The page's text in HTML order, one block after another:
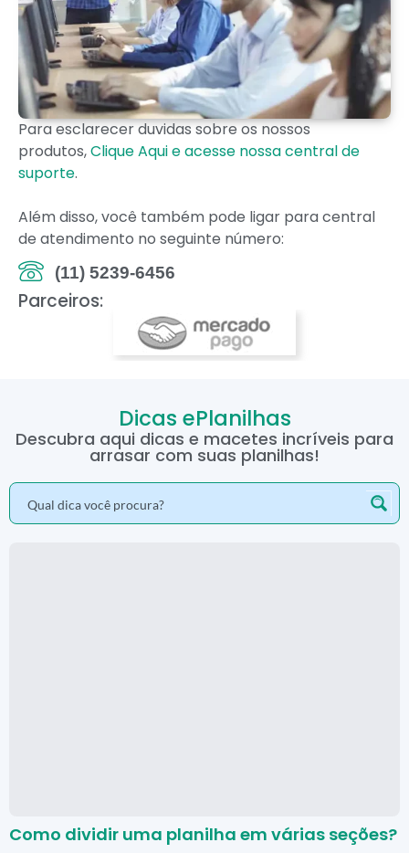
Para esclarecer duvidas sobre os nossos
produtos,Clique Aqui e acesse nossa central de
suporte.
Além disso, você também pode ligar para central
de atendimento no seguinte número:
(11) 5239-6456
Parceiros:
Dicas ePlanilhas
Descubra aqui dicas e macetes incríveis para
arrasar com suas planilhas!
Como dividir uma planilha em várias seções?